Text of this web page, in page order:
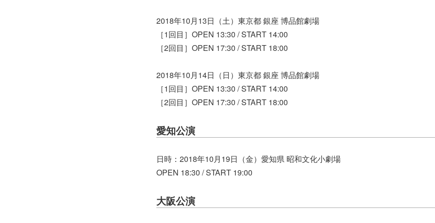
2018年10月13日（土）東京都 銀座 博品館劇場
［1回目］OPEN 13:30 / START 14:00
［2回目］OPEN 17:30 / START 18:00
2018年10月14日（日）東京都 銀座 博品館劇場
［1回目］OPEN 13:30 / START 14:00
［2回目］OPEN 17:30 / START 18:00
愛知公演
日時：2018年10月19日（金）愛知県 昭和文化小劇場
OPEN 18:30 / START 19:00
大阪公演